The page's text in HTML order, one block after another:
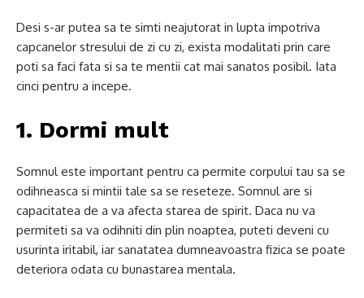
Desi s-ar putea sa te simti neajutorat in lupta impotriva
capcanelor stresului de zi cu zi, exista modalitati prin care
poti sa faci fata si sa te mentii cat mai sanatos posibil. Iata
cinci pentru a incepe.
1. Dormi mult
Somnul este important pentru ca permite corpului tau sa se
odihneasca si mintii tale sa se reseteze. Somnul are si
capacitatea de a va afecta starea de spirit. Daca nu va
permiteti sa va odihniti din plin noaptea, puteti deveni cu
usurinta iritabil, iar sanatatea dumneavoastra fizica se poate
deteriora odata cu bunastarea mentala.